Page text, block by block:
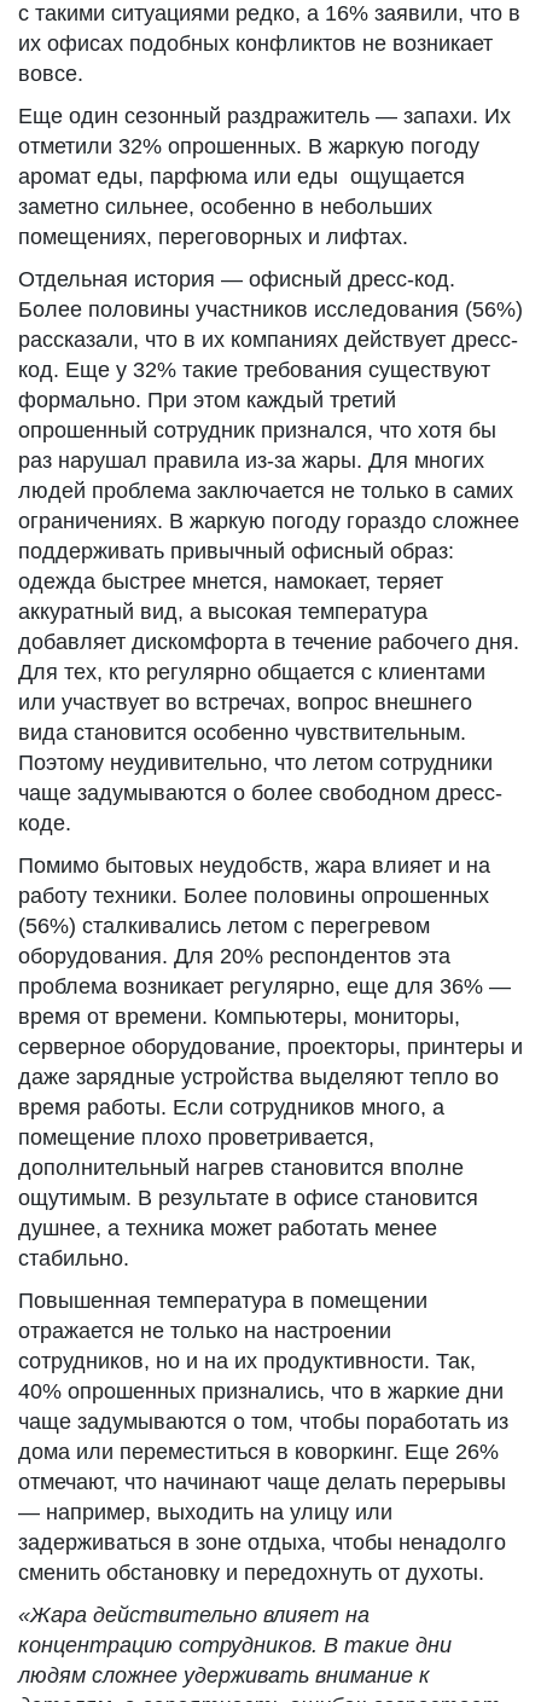
с такими ситуациями редко, а 16% заявили, что в
их офисах подобных конфликтов не возникает
вовсе.
Еще один сезонный раздражитель — запахи. Их
отметили 32% опрошенных. В жаркую погоду
аромат еды, парфюма или еды ощущается
заметно сильнее, особенно в небольших
помещениях, переговорных и лифтах.
Отдельная история — офисный дресс-код.
Более половины участников исследования (56%)
рассказали, что в их компаниях действует дресс-
код. Еще у 32% такие требования существуют
формально. При этом каждый третий
опрошенный сотрудник признался, что хотя бы
раз нарушал правила из-за жары. Для многих
людей проблема заключается не только в самих
ограничениях. В жаркую погоду гораздо сложнее
поддерживать привычный офисный образ:
одежда быстрее мнется, намокает, теряет
аккуратный вид, а высокая температура
добавляет дискомфорта в течение рабочего дня.
Для тех, кто регулярно общается с клиентами
или участвует во встречах, вопрос внешнего
вида становится особенно чувствительным.
Поэтому неудивительно, что летом сотрудники
чаще задумываются о более свободном дресс-
коде.
Помимо бытовых неудобств, жара влияет и на
работу техники. Более половины опрошенных
(56%) сталкивались летом с перегревом
оборудования. Для 20% респондентов эта
проблема возникает регулярно, еще для 36% —
время от времени. Компьютеры, мониторы,
серверное оборудование, проекторы, принтеры и
даже зарядные устройства выделяют тепло во
время работы. Если сотрудников много, а
помещение плохо проветривается,
дополнительный нагрев становится вполне
ощутимым. В результате в офисе становится
душнее, а техника может работать менее
стабильно.
Повышенная температура в помещении
отражается не только на настроении
сотрудников, но и на их продуктивности. Так,
40% опрошенных признались, что в жаркие дни
чаще задумываются о том, чтобы поработать из
дома или переместиться в коворкинг. Еще 26%
отмечают, что начинают чаще делать перерывы
— например, выходить на улицу или
задерживаться в зоне отдыха, чтобы ненадолго
сменить обстановку и передохнуть от духоты.
«Жара действительно влияет на
концентрацию сотрудников. В такие дни
людям сложнее удерживать внимание к